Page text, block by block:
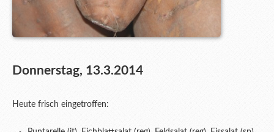
Donnerstag, 13.3.2014
Heute frisch eingetroffen: